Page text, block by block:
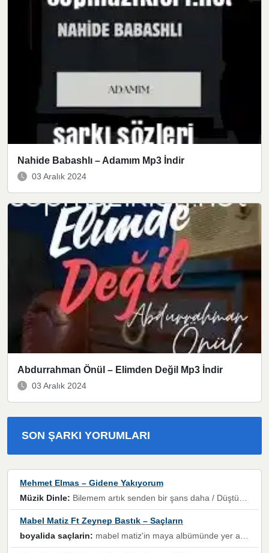
Nahide Babashlı – Adamım Mp3 İndir
03 Aralık 2024
Abdurrahman Önül – Elimden Değil Mp3 İndir
03 Aralık 2024
SON ŞARKI YORUMLARI
Mehmet Elmas – Gidene Yakıyorum
Müzik Dinle: Bilemem artık senden bir şans daha / Düştüğün zaman ben olmayacağım yanında” dizeleri, artık geçmişin tekrarına izin verilmeyeceğini, kişisel sınırların çizildiğini gösteriyor.
Mabel Matiz Ft Zeynep Bastık – Saçların
boyalida saçlarin: mabel matiz'in maya albümünde yer alan güzellerden. parça da şarkı hani! müzikal altyapısına vurulduğum, sözlerinde kaybolduğum bir parça olmuş.